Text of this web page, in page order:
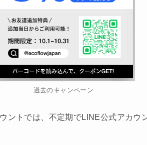
過去のキャンペーン
ントでは、不定期でLINE公式アカウ